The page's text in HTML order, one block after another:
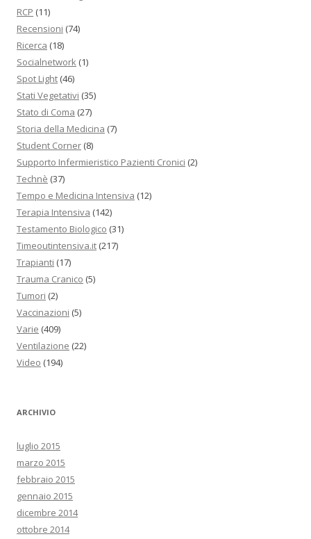
RCP (11)
Recensioni (74)
Ricerca (18)
Socialnetwork (1)
Spot Light (46)
Stati Vegetativi (35)
Stato di Coma (27)
Storia della Medicina (7)
Student Corner (8)
Supporto Infermieristico Pazienti Cronici (2)
Technè (37)
Tempo e Medicina Intensiva (12)
Terapia Intensiva (142)
Testamento Biologico (31)
Timeoutintensiva.it (217)
Trapianti (17)
Trauma Cranico (5)
Tumori (2)
Vaccinazioni (5)
Varie (409)
Ventilazione (22)
Video (194)
ARCHIVIO
luglio 2015
marzo 2015
febbraio 2015
gennaio 2015
dicembre 2014
ottobre 2014